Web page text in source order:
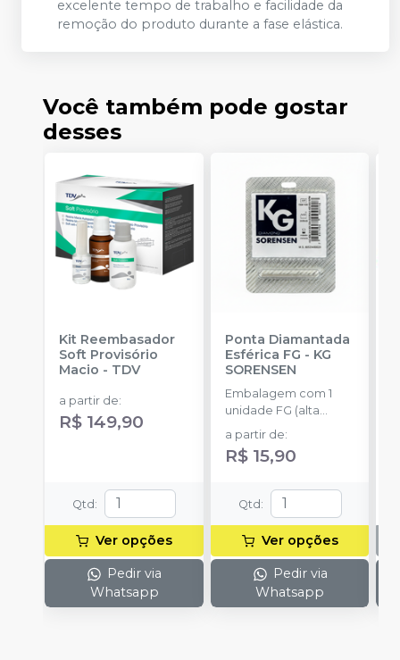
excelente tempo de trabalho e facilidade da
remoção do produto durante a fase elástica.
Você também pode gostar
desses
Kit Reembasador
Soft Provisório
Macio - TDV
a partir de:
R$ 149,90
Qtd:
Ver opções
Pedir via
Whatsapp
Ponta Diamantada
Esférica FG - KG
SORENSEN
Embalagem com 1
unidade FG (alta
rotação).
a partir de:
R$ 15,90
Qtd:
Ver opções
Pedir via
Whatsapp